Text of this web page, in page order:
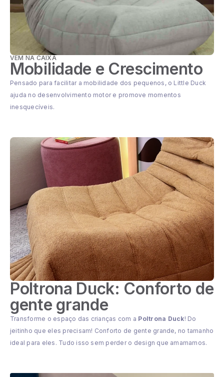
VEM NA CAIXA
Mobilidade e Crescimento
Pensado para facilitar a mobilidade dos pequenos, o Little Duck
ajuda no desenvolvimento motor e promove momentos
inesquecíveis.
Poltrona Duck: Conforto de
gente grande
Transforme o espaço das crianças com a Poltrona Duck! Do
jeitinho que eles precisam! Conforto de gente grande, no tamanho
ideal para eles. Tudo isso sem perder o design que amamamos.